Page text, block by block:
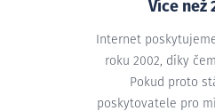
Více než
Internet
roku 2002, díky
Pokud proto
poskytovatele pro